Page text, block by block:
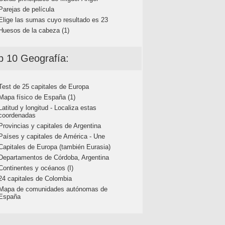
de película
las sumas cuyo resultado es 23
de la cabeza (1)
10 Geografía:
de 25 capitales de Europa
físico de España (1)
y longitud - Localiza estas
y capitales de Argentina
y capitales de América - Une
de Europa (también Eurasia)
de Córdoba, Argentina
y océanos (I)
capitales de Colombia
de comunidades autónomas de